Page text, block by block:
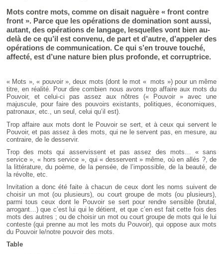
Mots contre mots, comme on disait naguère « front contre
front ». Parce que les opérations de domination sont aussi,
autant, des opérations de langage, lesquelles vont bien au-
delà de ce qu’il est convenu, de part et d’autre, d’appeler des
opérations de communication. Ce qui s’en trouve touché,
affecté, est d’une nature bien plus profonde, et corruptrice.
« Mots », « pouvoir », deux mots (dont le mot « mots ») pour un même
titre, en réalité. Pour dire combien nous avons trop affaire aux mots du
Pouvoir, et celui-ci pas assez aux nôtres (« Pouvoir » avec une
majuscule, pour faire des pouvoirs existants, politiques, économiques,
patronaux, etc., un seul, celui qu’il est).
Trop affaire aux mots dont le Pouvoir se sert, et à ceux qui servent le
Pouvoir, et pas assez à des mots, qui ne le servent pas, en mesure, au
contraire, de le desservir.
Trop des mots qui asservissent et pas assez des mots… « sans
service », « hors service », qui « desservent » même, où en allés ?, de
la littérature, du poème, de la pensée, de l’impossible, de la beauté, de
la révolte, etc.
Invitation a donc été faite à chacun de ceux dont les noms suivent de
choisir un mot (ou plusieurs), ou court groupe de mots (ou plusieurs),
parmi tous ceux dont le Pouvoir se sert pour rendre sensible (brutal,
arrogant…) que c’est lui qui le détient, et que c’en est fait cette fois des
mots des autres ; ou de choisir un mot ou court groupe de mots qui le lui
conteste (qui prenne au mot les mots du Pouvoir), qui oppose aux mots
du Pouvoir le/notre pouvoir des mots.
Table